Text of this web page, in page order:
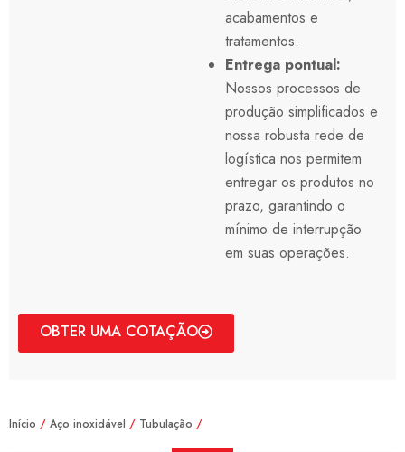
acabamentos e
tratamentos.
Entrega pontual:
Nossos processos de
produção simplificados e
nossa robusta rede de
logística nos permitem
entregar os produtos no
prazo, garantindo o
mínimo de interrupção
em suas operações.
OBTER UMA COTAÇÃO
Início / Aço inoxidável / Tubulação /